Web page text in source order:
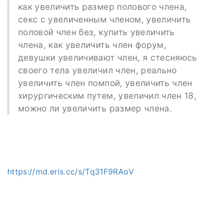
как увеличить размер полового члена,
секс с увеличенным членом, увеличить
половой член без, купить увеличить
члена, как увеличить член форум,
девушки увеличивают член, я стесняюсь
своего тела увеличил член, реально
увеличить член помпой, увеличить член
хирургическим путем, увеличил член 18,
можно ли увеличить размер члена.
https://md.eris.cc/s/Tq31F9RAoV